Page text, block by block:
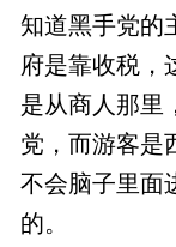
知道黑手党的
府是靠收税，
是从商人那里
党，而游客是
不会脑子里面
的。